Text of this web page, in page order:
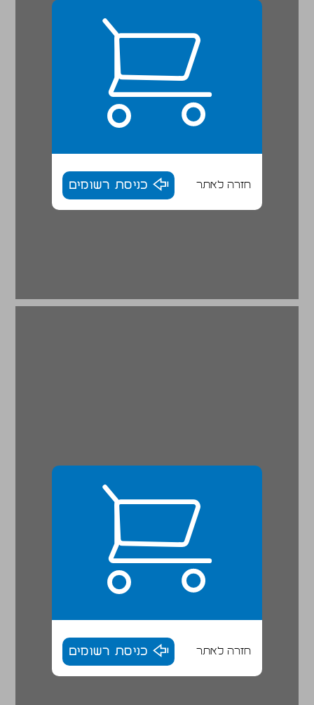
חזרה לאתר כניסת רשומים
חזרה לאתר כניסת רשומים